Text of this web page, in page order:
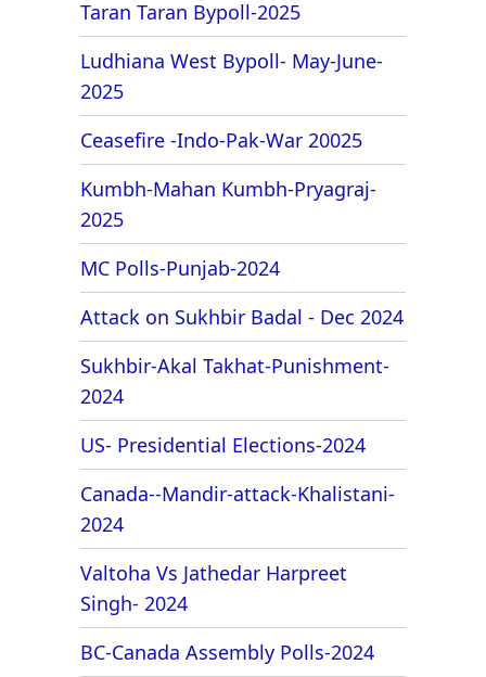
Taran Taran Bypoll-2025
Ludhiana West Bypoll- May-June-
2025
Ceasefire -Indo-Pak-War 20025
Kumbh-Mahan Kumbh-Pryagraj-
2025
MC Polls-Punjab-2024
Attack on Sukhbir Badal - Dec 2024
Sukhbir-Akal Takhat-Punishment-
2024
US- Presidential Elections-2024
Canada--Mandir-attack-Khalistani-
2024
Valtoha Vs Jathedar Harpreet
Singh- 2024
BC-Canada Assembly Polls-2024